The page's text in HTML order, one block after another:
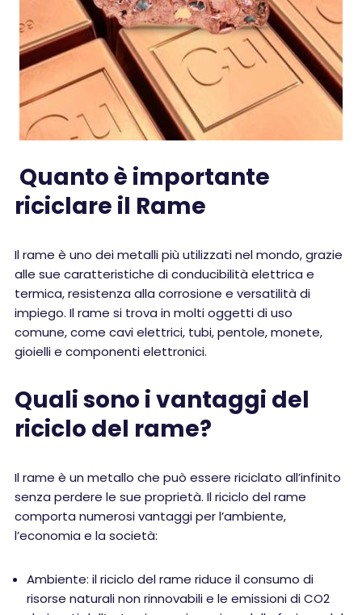
Quanto è importante
riciclare il Rame
Il rame è uno dei metalli più utilizzati nel mondo, grazie
alle sue caratteristiche di conducibilità elettrica e
termica, resistenza alla corrosione e versatilità di
impiego. Il rame si trova in molti oggetti di uso
comune, come cavi elettrici, tubi, pentole, monete,
gioielli e componenti elettronici.
Quali sono i vantaggi del
riciclo del rame?
Il rame è un metallo che può essere riciclato all’infinito
senza perdere le sue proprietà. Il riciclo del rame
comporta numerosi vantaggi per l’ambiente,
l’economia e la società:
Ambiente: il riciclo del rame riduce il consumo di
risorse naturali non rinnovabili e le emissioni di CO2